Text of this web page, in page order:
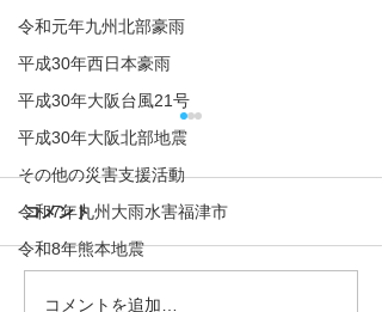
令和元年九州北部豪雨
平成30年西日本豪雨
平成30年大阪台風21号
平成30年大阪北部地震
その他の災害支援活動
令和7年九州大雨水害福津市
令和8年熊本地震
コメント
コメントを追加…